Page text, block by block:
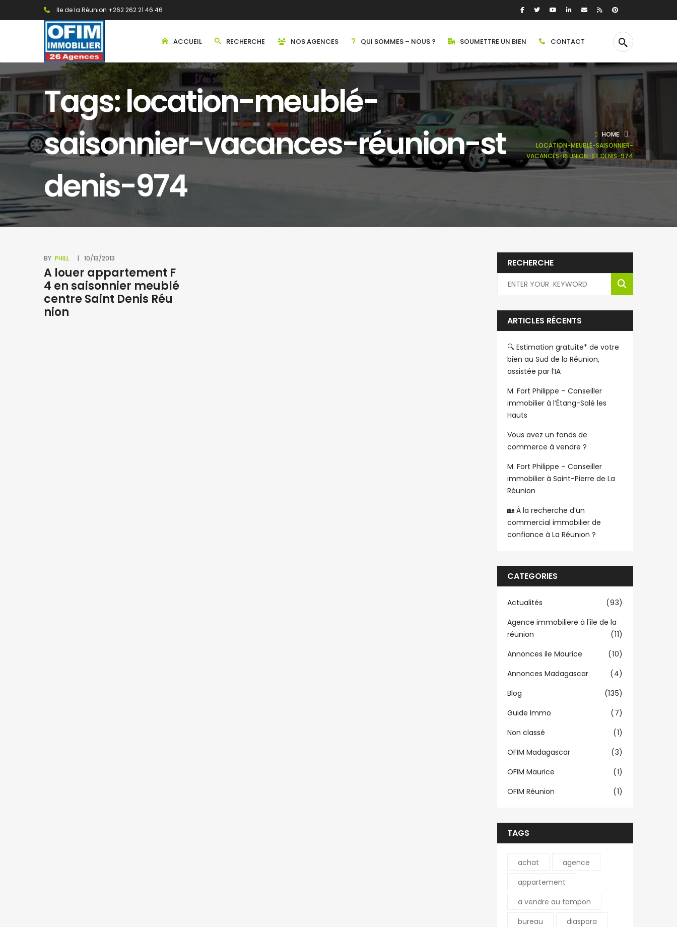
Ile de la Réunion +262 262 21 46 46
ACCUEIL RECHERCHE NOS AGENCES QUI SOMMES – NOUS ? SOUMETTRE UN BIEN CONTACT
Tags: location-meublé-
saisonnier-vacances-réunion-st
denis-974
HOME
LOCATION-MEUBLÉ-SAISONNIER-
VACANCES-RÉUNION-ST DENIS-974
BY PHILL 10/13/2013
A louer appartement F
4 en saisonnier meublé
centre Saint Denis Réu
nion
RECHERCHE
ARTICLES RÉCENTS
🔍 Estimation gratuite* de votre
bien au Sud de la Réunion,
assistée par l’IA
M. Fort Philippe – Conseiller
immobilier à l’Étang-Salé les
Hauts
Vous avez un fonds de
commerce à vendre ?
M. Fort Philippe – Conseiller
immobilier à Saint-Pierre de La
Réunion
🏡 À la recherche d’un
commercial immobilier de
confiance à La Réunion ?
CATEGORIES
Actualités
(93)
Agence immobiliere à l'ile de la
réunion
(11)
Annonces ile Maurice
(10)
Annonces Madagascar
(4)
Blog
(135)
Guide Immo
(7)
Non classé
(1)
OFIM Madagascar
(3)
OFIM Maurice
(1)
OFIM Réunion
(1)
TAGS
achat
agence
appartement
a vendre au tampon
bureau
diaspora